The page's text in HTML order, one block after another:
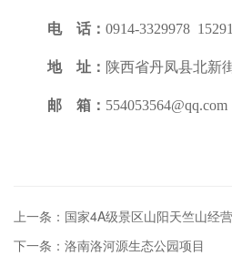
电 话： 0914-3329978
地 址： 陕西省丹凤县北新
邮 箱： 554053564@qq.com
上一条：国家4A级景区山阳天竺山经
下一条：洛南洛河源生态公园项目